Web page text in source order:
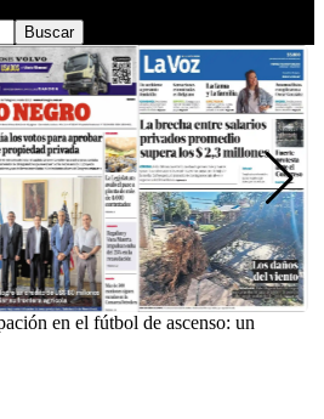
en el fútbol de ascenso: un